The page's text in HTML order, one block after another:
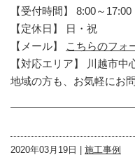
【受付時間】 8:00～17:00
【定休日】 日・祝
【メール】
こちらのフォ
【対応エリア】 川越市
地域の方も、お気軽にお
2020年03月19日 | 施工事例